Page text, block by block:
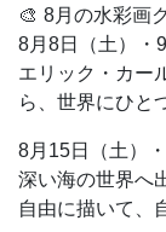
🎨 8月の水彩画
8月8日（土）・
エリック・カー
ら、世界にひと
8月15日（土）
深い海の世界へ
自由に描いて、